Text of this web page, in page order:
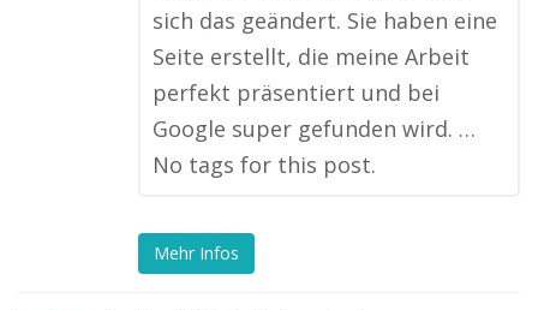
sich das geändert. Sie haben eine
Seite erstellt, die meine Arbeit
perfekt präsentiert und bei
Google super gefunden wird. …
No tags for this post.
Mehr Infos